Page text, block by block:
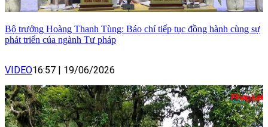
Bộ trưởng Hoàng Thanh Tùng: Báo chí tiếp tục đồng hành cùng sự
phát triển của ngành Tư pháp
VIDEO16:57 | 19/06/2026